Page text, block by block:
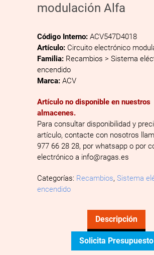
modulación Alfa
Código Interno: ACV547D4018
Artículo: Circuito electrónico
Familia: Recambios > Sistema
encendido
Marca: ACV
Artículo no disponible en nuestros
almacenes.
Para consultar disponibilidad y
artículo, contacte con nosotros
977 66 28 28, por whatsapp o por
electrónico a info@ragas.es
Categorías: Recambios, Sistema
encendido
Descripción
Solicita Presupuesto